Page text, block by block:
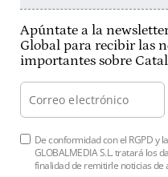
Apúntate a la
Global para recibir las
importantes sobre
De conformidad con el RGPD y
GLOBALMEDIA S.L. tratará los
finalidad de remitirle noticias de